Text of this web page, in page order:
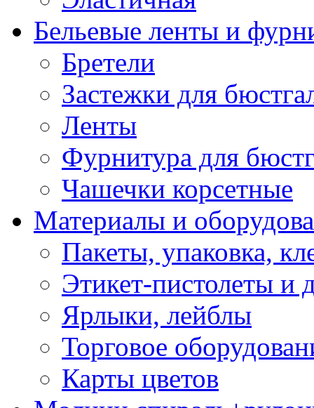
Бельевые ленты и
Бретели
Застежки для
Ленты
Фурнитура для
Чашечки корсетные
Материалы и
Пакеты, упаковка,
Этикет-пистолеты и
Ярлыки, лейблы
Торговое
Карты цветов